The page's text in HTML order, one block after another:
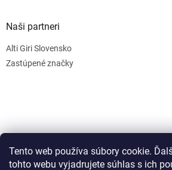
Tento web používa súbory cookie.
tohto webu vyjadrujete súhlas s ich
Naši partneri
Alti Giri Slovensko
Zastúpené značky